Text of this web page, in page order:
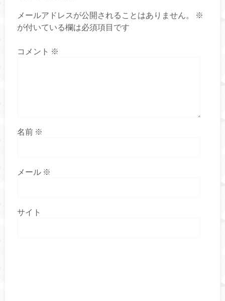
メールアドレスが公開されることはありません。
※
が付いている欄は必須項目です
コメント ※
名前 ※
メール ※
サイト